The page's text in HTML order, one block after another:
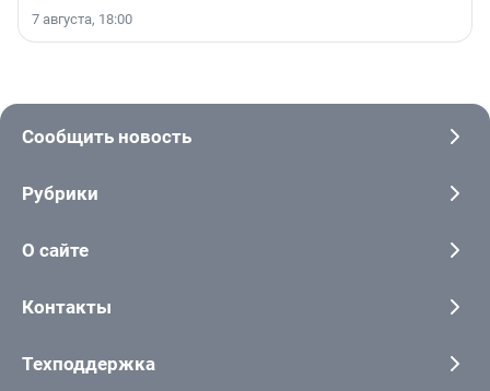
7 августа, 18:00
Сообщить новость
Рубрики
О сайте
Контакты
Техподдержка